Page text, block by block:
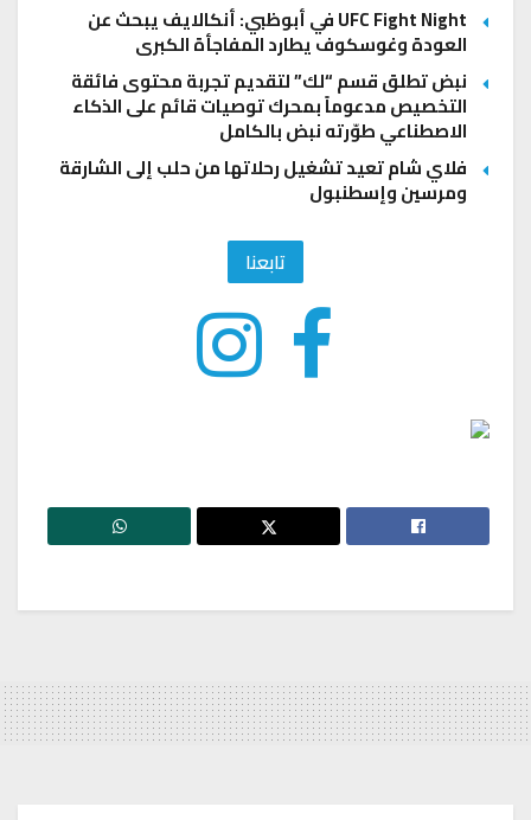
UFC Fight Night في أبوظبي: أنكالايف يبحث عن
العودة وغوسكوف يطارد المفاجأة الكبرى
نبض تطلق قسم “لك” لتقديم تجربة محتوى فائقة
التخصيص مدعوماً بمحرك توصيات قائم على الذكاء
الاصطناعي طوّرته نبض بالكامل
فلاي شام تعيد تشغيل رحلاتها من حلب إلى الشارقة
ومرسين وإسطنبول
تابعنا